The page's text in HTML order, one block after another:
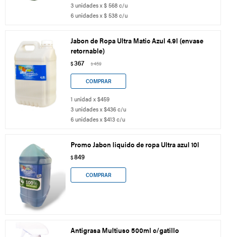
3 unidades x $ 568 c/u
6 unidades x $ 538 c/u
Jabon de Ropa Ultra Matic Azul 4.9l (envase
retornable)
$367 $459
1 unidad x $459
3 unidades x $436 c/u
6 unidades x $413 c/u
Promo Jabon liquido de ropa Ultra azul 10l
$849
Antigrasa Multiuso 500ml c/gatillo